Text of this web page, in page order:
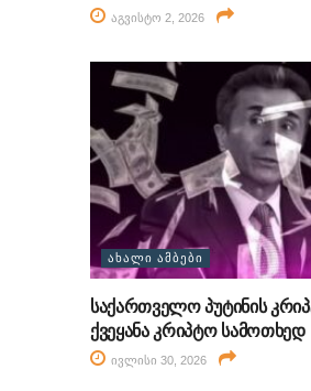
აგვისტო 2, 2026
ᲐᲮᲐᲚᲘ ᲐᲛᲑᲔᲑᲘ
საქართველო პუტინის
ქვეყანა კრიპტო სამოთხედ
ივლისი 30, 2026